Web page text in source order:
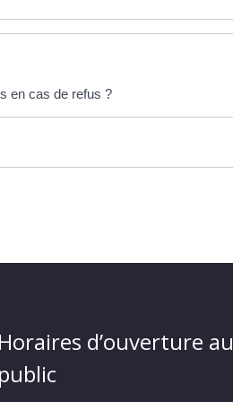
en cas de refus ?
Horaires d’ouverture au
public